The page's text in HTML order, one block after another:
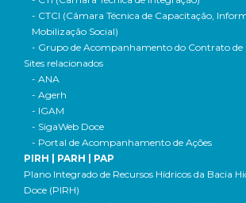
- CTCI (Câmara Técnica de Capacitação,
Mobilização Social)
- Grupo de Acompanhamento do Contrato de
Sites relacionados
- ANA
- Agerh
- IGAM
- SigaWeb Doce
- Portal de Acompanhamento de Ações
PIRH | PARH | PAP
Plano Integrado de Recursos Hídricos da Bacia
Doce (PIRH)